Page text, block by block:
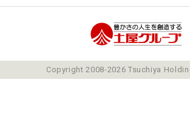
ミッションCopyright 2008-2026 Tsuchiya